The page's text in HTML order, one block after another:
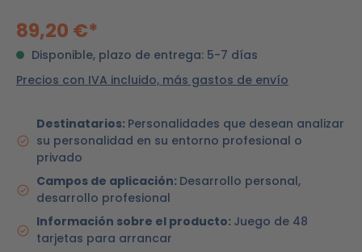
89,20 €*
Disponible, plazo de entrega: 5-7 días
Precios con IVA incluido, más gastos de envío
Destinatarios: Personalidades que desean analizar
su personalidad en su entorno profesional o
privado
Campos de aplicación: Desarrollo personal,
desarrollo profesional
Información sobre el producto: Juego de 48
tarjetas para arrancar